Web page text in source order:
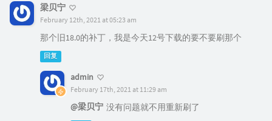
梁贝宁
February 12th, 2021 at 05:23 am
那个旧18.0的补丁，我是今天12号下载的要不要刷那个
回复
admin
February 17th, 2021 at 11:29 am
@梁贝宁 没有问题就不用重新刷了